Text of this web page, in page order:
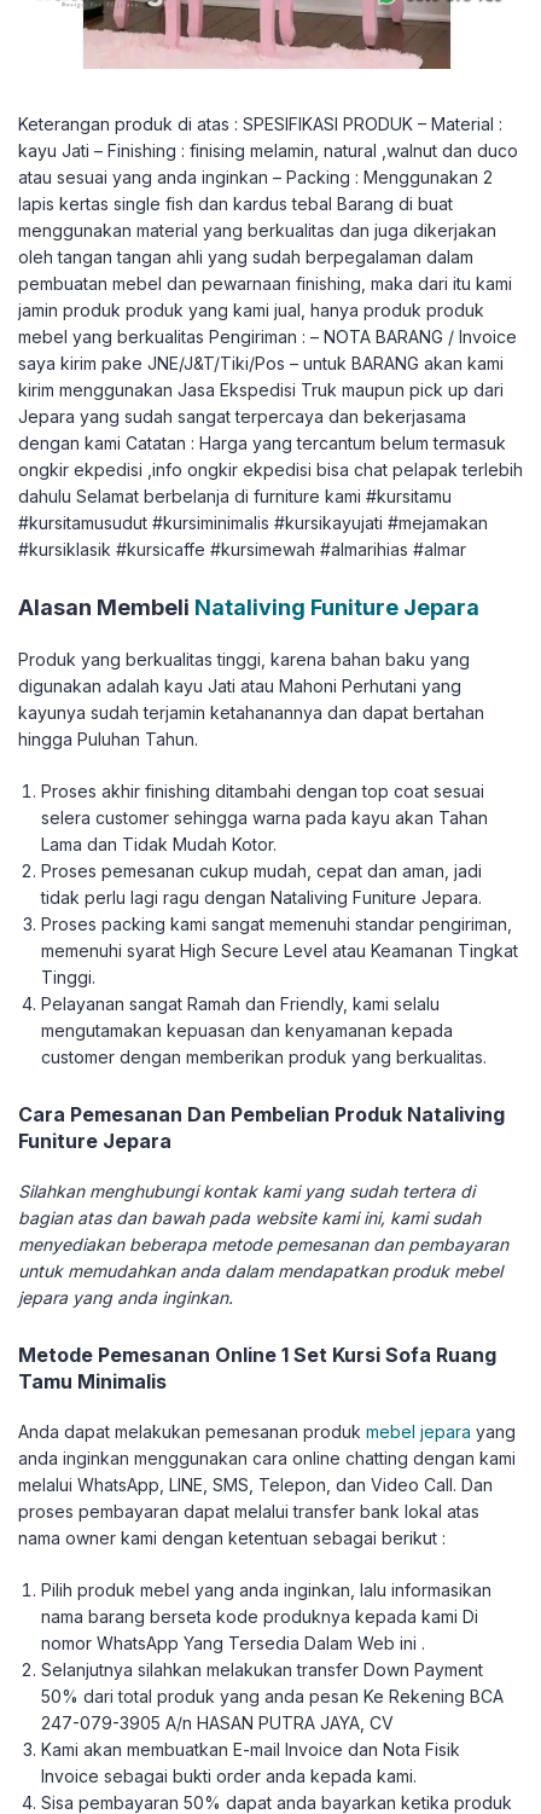
Keterangan produk di atas : SPESIFIKASI PRODUK – Material :
kayu Jati – Finishing : finising melamin, natural ,walnut dan duco
atau sesuai yang anda inginkan – Packing : Menggunakan 2
lapis kertas single fish dan kardus tebal Barang di buat
menggunakan material yang berkualitas dan juga dikerjakan
oleh tangan tangan ahli yang sudah berpegalaman dalam
pembuatan mebel dan pewarnaan finishing, maka dari itu kami
jamin produk produk yang kami jual, hanya produk produk
mebel yang berkualitas Pengiriman : – NOTA BARANG / Invoice
saya kirim pake JNE/J&T/Tiki/Pos – untuk BARANG akan kami
kirim menggunakan Jasa Ekspedisi Truk maupun pick up dari
Jepara yang sudah sangat terpercaya dan bekerjasama
dengan kami Catatan : Harga yang tercantum belum termasuk
ongkir ekpedisi ,info ongkir ekpedisi bisa chat pelapak terlebih
dahulu Selamat berbelanja di furniture kami #kursitamu
#kursitamusudut #kursiminimalis #kursikayujati #mejamakan
#kursiklasik #kursicaffe #kursimewah #almarihias #almar
Alasan Membeli Nataliving Funiture Jepara
Produk yang berkualitas tinggi, karena bahan baku yang
digunakan adalah kayu Jati atau Mahoni Perhutani yang
kayunya sudah terjamin ketahanannya dan dapat bertahan
hingga Puluhan Tahun.
Proses akhir finishing ditambahi dengan top coat sesuai
selera customer sehingga warna pada kayu akan Tahan
Lama dan Tidak Mudah Kotor.
Proses pemesanan cukup mudah, cepat dan aman, jadi
tidak perlu lagi ragu dengan Nataliving Funiture Jepara.
Proses packing kami sangat memenuhi standar pengiriman,
memenuhi syarat High Secure Level atau Keamanan Tingkat
Tinggi.
Pelayanan sangat Ramah dan Friendly, kami selalu
mengutamakan kepuasan dan kenyamanan kepada
customer dengan memberikan produk yang berkualitas.
Cara Pemesanan Dan Pembelian Produk Nataliving
Funiture Jepara
Silahkan menghubungi kontak kami yang sudah tertera di
bagian atas dan bawah pada website kami ini, kami sudah
menyediakan beberapa metode pemesanan dan pembayaran
untuk memudahkan anda dalam mendapatkan produk mebel
jepara yang anda inginkan.
Metode Pemesanan Online 1 Set Kursi Sofa Ruang
Tamu Minimalis
Anda dapat melakukan pemesanan produk mebel jepara yang
anda inginkan menggunakan cara online chatting dengan kami
melalui WhatsApp, LINE, SMS, Telepon, dan Video Call. Dan
proses pembayaran dapat melalui transfer bank lokal atas
nama owner kami dengan ketentuan sebagai berikut :
Pilih produk mebel yang anda inginkan, lalu informasikan
nama barang berseta kode produknya kepada kami Di
nomor WhatsApp Yang Tersedia Dalam Web ini .
Selanjutnya silahkan melakukan transfer Down Payment
50% dari total produk yang anda pesan Ke Rekening BCA
247-079-3905 A/n HASAN PUTRA JAYA, CV
Kami akan membuatkan E-mail Invoice dan Nota Fisik
Invoice sebagai bukti order anda kepada kami.
Sisa pembayaran 50% dapat anda bayarkan ketika produk